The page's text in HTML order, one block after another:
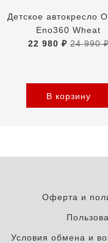
Детское автокресло
Eno360 Wheat
22 980 ₽ 24 990
В корзину
Оферта и
Условия обмена и